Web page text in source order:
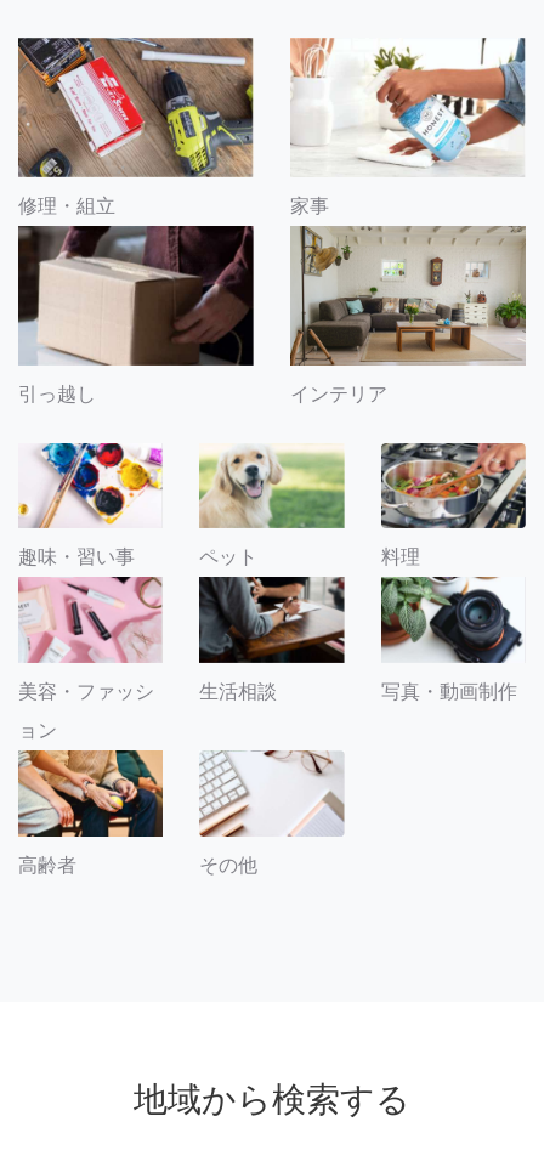
修理・組立 家事
引っ越し インテリア
趣味・習い事 ペット 料理
美容・ファッシ
ョン
生活相談 写真・動画制作
高齢者 その他
地域から検索する